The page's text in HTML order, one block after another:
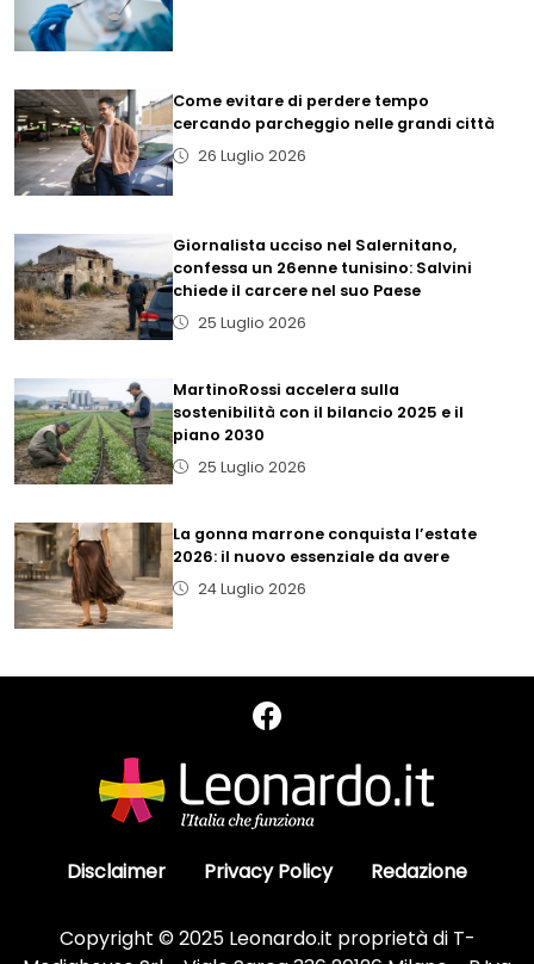
Come evitare di perdere tempo
cercando parcheggio nelle grandi città
26 Luglio 2026
Giornalista ucciso nel Salernitano,
confessa un 26enne tunisino: Salvini
chiede il carcere nel suo Paese
25 Luglio 2026
MartinoRossi accelera sulla
sostenibilità con il bilancio 2025 e il
piano 2030
25 Luglio 2026
La gonna marrone conquista l’estate
2026: il nuovo essenziale da avere
24 Luglio 2026
Disclaimer Privacy Policy Redazione
Copyright © 2025 Leonardo.it proprietà di T-